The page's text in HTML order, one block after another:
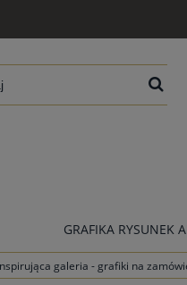
GRAFIKA RYSUNEK
galeria - grafiki na